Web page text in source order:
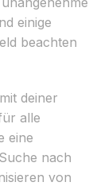
einige
beachten
deiner
alle
eine
nach
von